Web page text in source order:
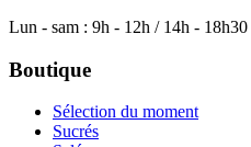
Lun - sam : 9h - 12h / 14h - 18h30
Boutique
Sélection du moment
Sucrés